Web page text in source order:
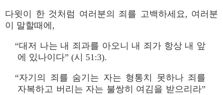
다윗이 한 것처럼 여러분의 죄를 고백하세요, 여러분
이 말할때에,
“대저 나는 내 죄과를 아오니 내 죄가 항상 내 앞
에 있나이다” (시 51:3).
“자기의 죄를 숨기는 자는 형통치 못하나 죄를
자복하고 버리는 자는 불쌍히 여김을 받으리라”